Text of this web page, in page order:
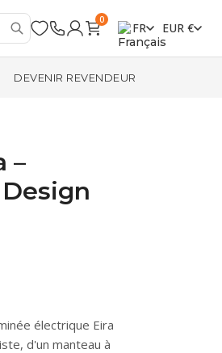
0
FR EUR €
DEVENIR REVENDEUR
–
électrique Eira
d'un manteau à